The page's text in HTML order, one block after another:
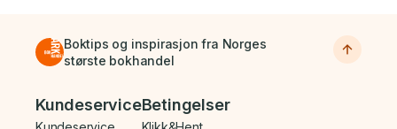
Boktips og inspirasjon fra Norges
største bokhandel
Bunnmeny
KundeserviceBetingelser